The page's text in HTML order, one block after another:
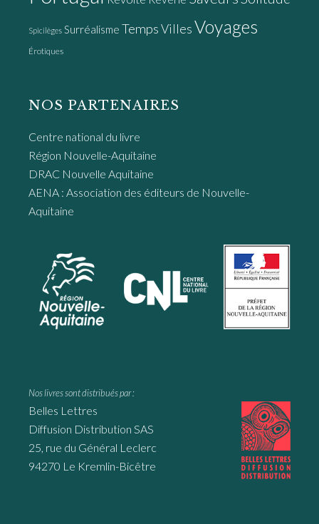
Spicilèges Surréalisme TempsVillesVoyages
Érotiques
NOS PARTENAIRES
Centre national du livre
Région Nouvelle-Aquitaine
DRAC Nouvelle Aquitaine
AENA : Association des éditeurs de Nouvelle-
Aquitaine
Nos livres sont distribués par :
Belles Lettres
Diffusion Distribution SAS
25, rue du Général Leclerc
94270 Le Kremlin-Bicêtre